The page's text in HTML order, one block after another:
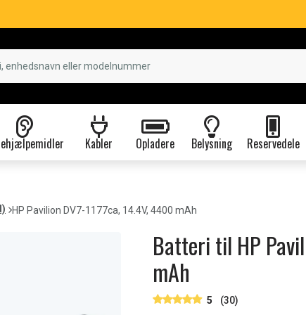
Kabler Opladere Belysning Reservedele
HP Pavilion DV7-1177ca, 14.4V, 4400 mAh
Batteri til HP
mAh
5 (30)